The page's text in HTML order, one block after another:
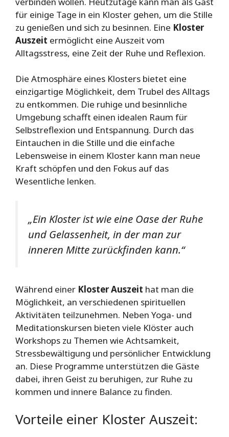
für einige Tage in ein Kloster gehen, um die Stille
zu genießen und sich zu besinnen. Eine Kloster
Auszeit ermöglicht eine Auszeit vom
Alltagsstress, eine Zeit der Ruhe und Reflexion.
Die Atmosphäre eines Klosters bietet eine
einzigartige Möglichkeit, dem Trubel des Alltags
zu entkommen. Die ruhige und besinnliche
Umgebung schafft einen idealen Raum für
Selbstreflexion und Entspannung. Durch das
Eintauchen in die Stille und die einfache
Lebensweise in einem Kloster kann man neue
Kraft schöpfen und den Fokus auf das
Wesentliche lenken.
„Ein Kloster ist wie eine Oase der Ruhe
und Gelassenheit, in der man zur
inneren Mitte zurückfinden kann.“
Während einer Kloster Auszeit hat man die
Möglichkeit, an verschiedenen spirituellen
Aktivitäten teilzunehmen. Neben Yoga- und
Meditationskursen bieten viele Klöster auch
Workshops zu Themen wie Achtsamkeit,
Stressbewältigung und persönlicher Entwicklung
an. Diese Programme unterstützen die Gäste
dabei, ihren Geist zu beruhigen, zur Ruhe zu
kommen und innere Balance zu finden.
Vorteile einer Kloster Auszeit: